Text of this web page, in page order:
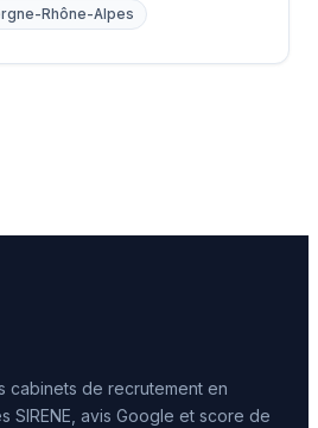
Rhône-Alpes
cabinets de recrutement en
SIRENE, avis Google et score de